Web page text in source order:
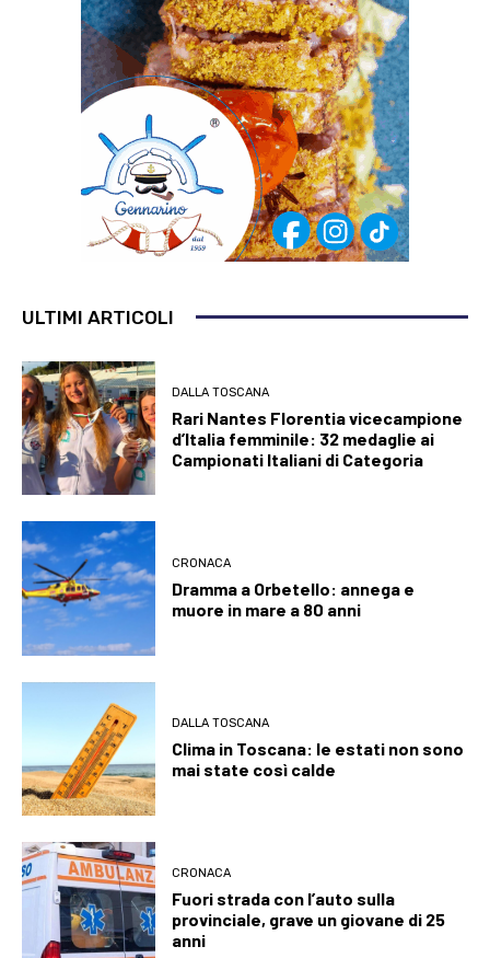
ULTIMI ARTICOLI
DALLA TOSCANA
Rari Nantes Florentia vicecampione
d’Italia femminile: 32 medaglie ai
Campionati Italiani di Categoria
CRONACA
Dramma a Orbetello: annega e
muore in mare a 80 anni
DALLA TOSCANA
Clima in Toscana: le estati non sono
mai state così calde
CRONACA
Fuori strada con l’auto sulla
provinciale, grave un giovane di 25
anni